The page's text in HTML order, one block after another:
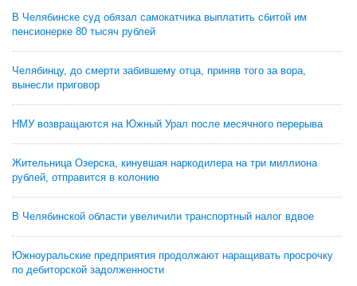
В Челябинске суд обязал самокатчика выплатить сбитой им
пенсионерке 80 тысяч рублей
Челябинцу, до смерти забившему отца, приняв того за вора,
вынесли приговор
НМУ возвращаются на Южный Урал после месячного перерыва
Жительница Озерска, кинувшая наркодилера на три миллиона
рублей, отправится в колонию
В Челябинской области увеличили транспортный налог вдвое
Южноуральские предприятия продолжают наращивать просрочку
по дебиторской задолженности